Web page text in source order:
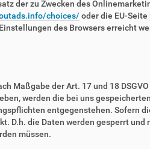
der zu Zwecken des
choices/ oder die EU-Seite
des Browsers erreicht
Maßgabe der Art. 17 und 18
werden die bei uns
entgegenstehen. Sofern
D.h. die Daten werden gesperrt
müssen.